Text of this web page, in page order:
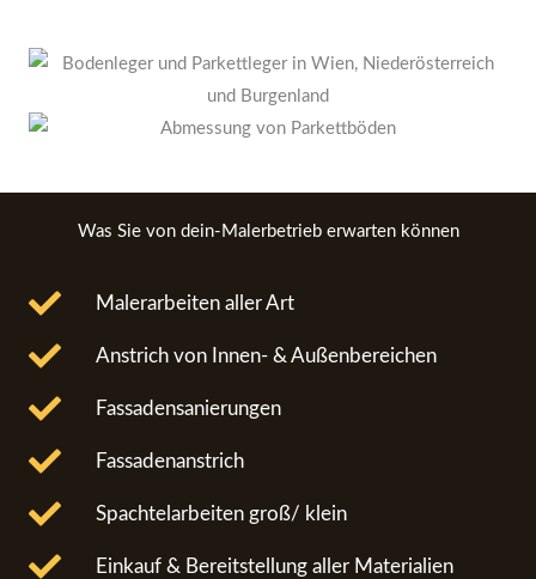
Was Sie von dein-Malerbetrieb erwarten können
Malerarbeiten aller Art
Anstrich von Innen- & Außenbereichen
Fassadensanierungen
Fassadenanstrich
Spachtelarbeiten groß/ klein
Einkauf & Bereitstellung aller Materialien